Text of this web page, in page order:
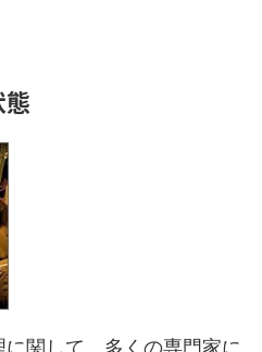
関して、多くの専門家に